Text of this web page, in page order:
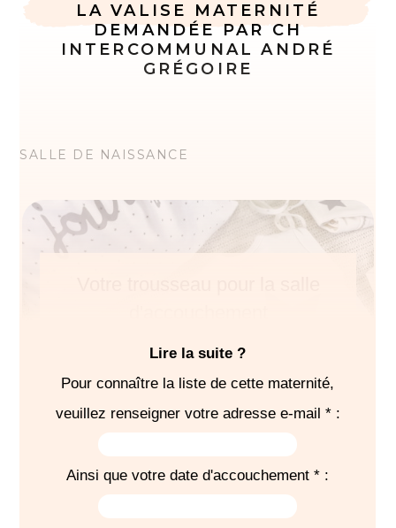
Lire la suite ?
Pour connaître la liste de cette maternité,
veuillez renseigner votre adresse e-mail * :
Ainsi que votre date d'accouchement * :
LA VALISE MATERNITÉ
DEMANDÉE PAR CH
INTERCOMMUNAL ANDRÉ
GRÉGOIRE
SALLE DE NAISSANCE